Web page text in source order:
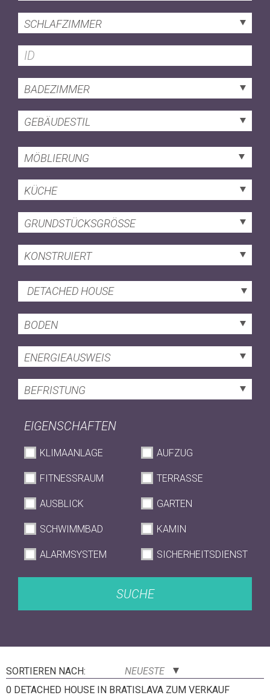
SCHLAFZIMMER
BADEZIMMER
GEBÄUDESTIL
MÖBLIERUNG
KÜCHE
GRUNDSTÜCKSGRÖSSE
KONSTRUIERT
DETACHED HOUSE
BODEN
ENERGIEAUSWEIS
BEFRISTUNG
EIGENSCHAFTEN
KLIMAANLAGE AUFZUG
FITNESSRAUM TERRASSE
AUSBLICK GARTEN
SCHWIMMBAD KAMIN
ALARMSYSTEM SICHERHEITSDIENST
SUCHE
SORTIEREN NACH:
NEUESTE
0 DETACHED HOUSE IN BRATISLAVA ZUM VERKAUF